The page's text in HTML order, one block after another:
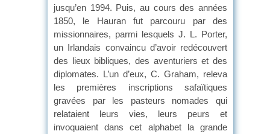
jusqu’en 1994. Puis, au cours des années
1850, le Hauran fut parcouru par des
missionnaires, parmi lesquels J. L. Porter,
un Irlandais convaincu d’avoir redécouvert
des lieux bibliques, des aventuriers et des
diplomates. L’un d’eux, C. Graham, releva
les premières inscriptions safaïtiques
gravées par les pasteurs nomades qui
relataient leurs vies, leurs peurs et
invoquaient dans cet alphabet la grande